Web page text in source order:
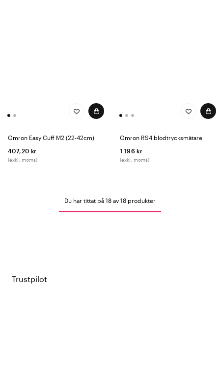
Omron Easy Cuff M2 (22-42cm)
407,20 kr
(exkl. moms)
Omron RS4 blodtrycksmätare
1 196 kr
(exkl. moms)
Du har tittat på 18 av 18 produkter
Trustpilot